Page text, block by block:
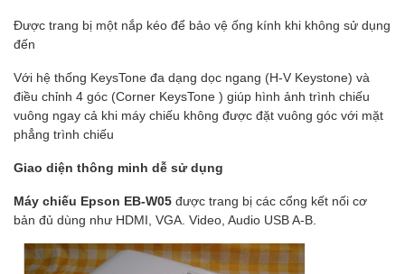
Được trang bị một nắp kéo để bảo vệ ống kính khi không sử dụng
đến
Với hệ thống KeysTone đa dạng dọc ngang (H-V Keystone) và
điều chỉnh 4 góc (Corner KeysTone ) giúp hình ảnh trình chiếu
vuông ngay cả khi máy chiếu không được đặt vuông góc với mặt
phẳng trình chiếu
Giao diện thông minh dễ sử dụng
Máy chiếu Epson EB-W05 được trang bị các cổng kết nối cơ
bản đủ dùng như HDMI, VGA. Video, Audio USB A-B.